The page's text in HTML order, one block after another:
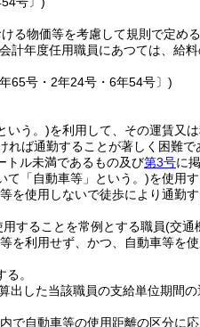
物価等を考慮して規則で定め
計年度任用職員にあつては、給
65号・2年24号・6年54号〕)
いう。)を利用して、その運賃又
れば通勤することが著しく困難
トル未満であるもの及び第3号に
て「自動車等」という。)を使用
を使用しないで徒歩により通勤
することを常例とする職員(交通
利用せず、かつ、自動車等を
。
した当該職員の支給単位期間
自動車等の使用距離の区分に